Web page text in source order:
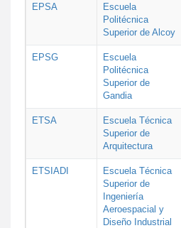
EPSA
Escuela
Politécnica
Superior de Alcoy
EPSG
Escuela
Politécnica
Superior de
Gandia
ETSA
Escuela Técnica
Superior de
Arquitectura
ETSIADI
Escuela Técnica
Superior de
Ingeniería
Aeroespacial y
Diseño Industrial